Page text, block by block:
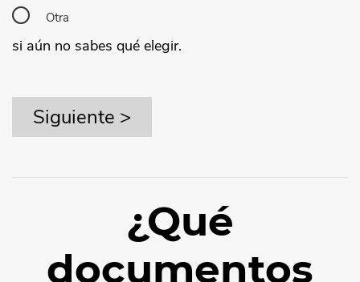
Otra
si aún no sabes qué elegir.
¿Qué
documentos